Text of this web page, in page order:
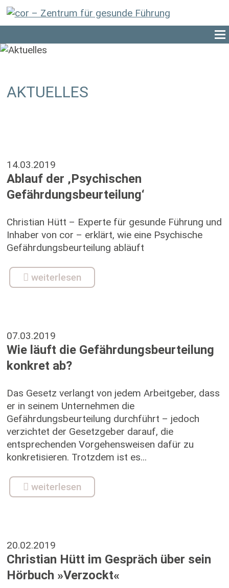
AKTUELLES
14.03.2019
Ablauf der ‚Psychischen
Gefährdungsbeurteilung‘
Christian Hütt – Experte für gesunde Führung und
Inhaber von cor – erklärt, wie eine Psychische
Gefährdungsbeurteilung abläuft
weiterlesen
07.03.2019
Wie läuft die Gefährdungsbeurteilung
konkret ab?
Das Gesetz verlangt von jedem Arbeitgeber, dass
er in seinem Unternehmen die
Gefährdungsbeurteilung durchführt – jedoch
verzichtet der Gesetzgeber darauf, die
entsprechenden Vorgehensweisen dafür zu
konkretisieren. Trotzdem ist es...
weiterlesen
20.02.2019
Christian Hütt im Gespräch über sein
Hörbuch »Verzockt«